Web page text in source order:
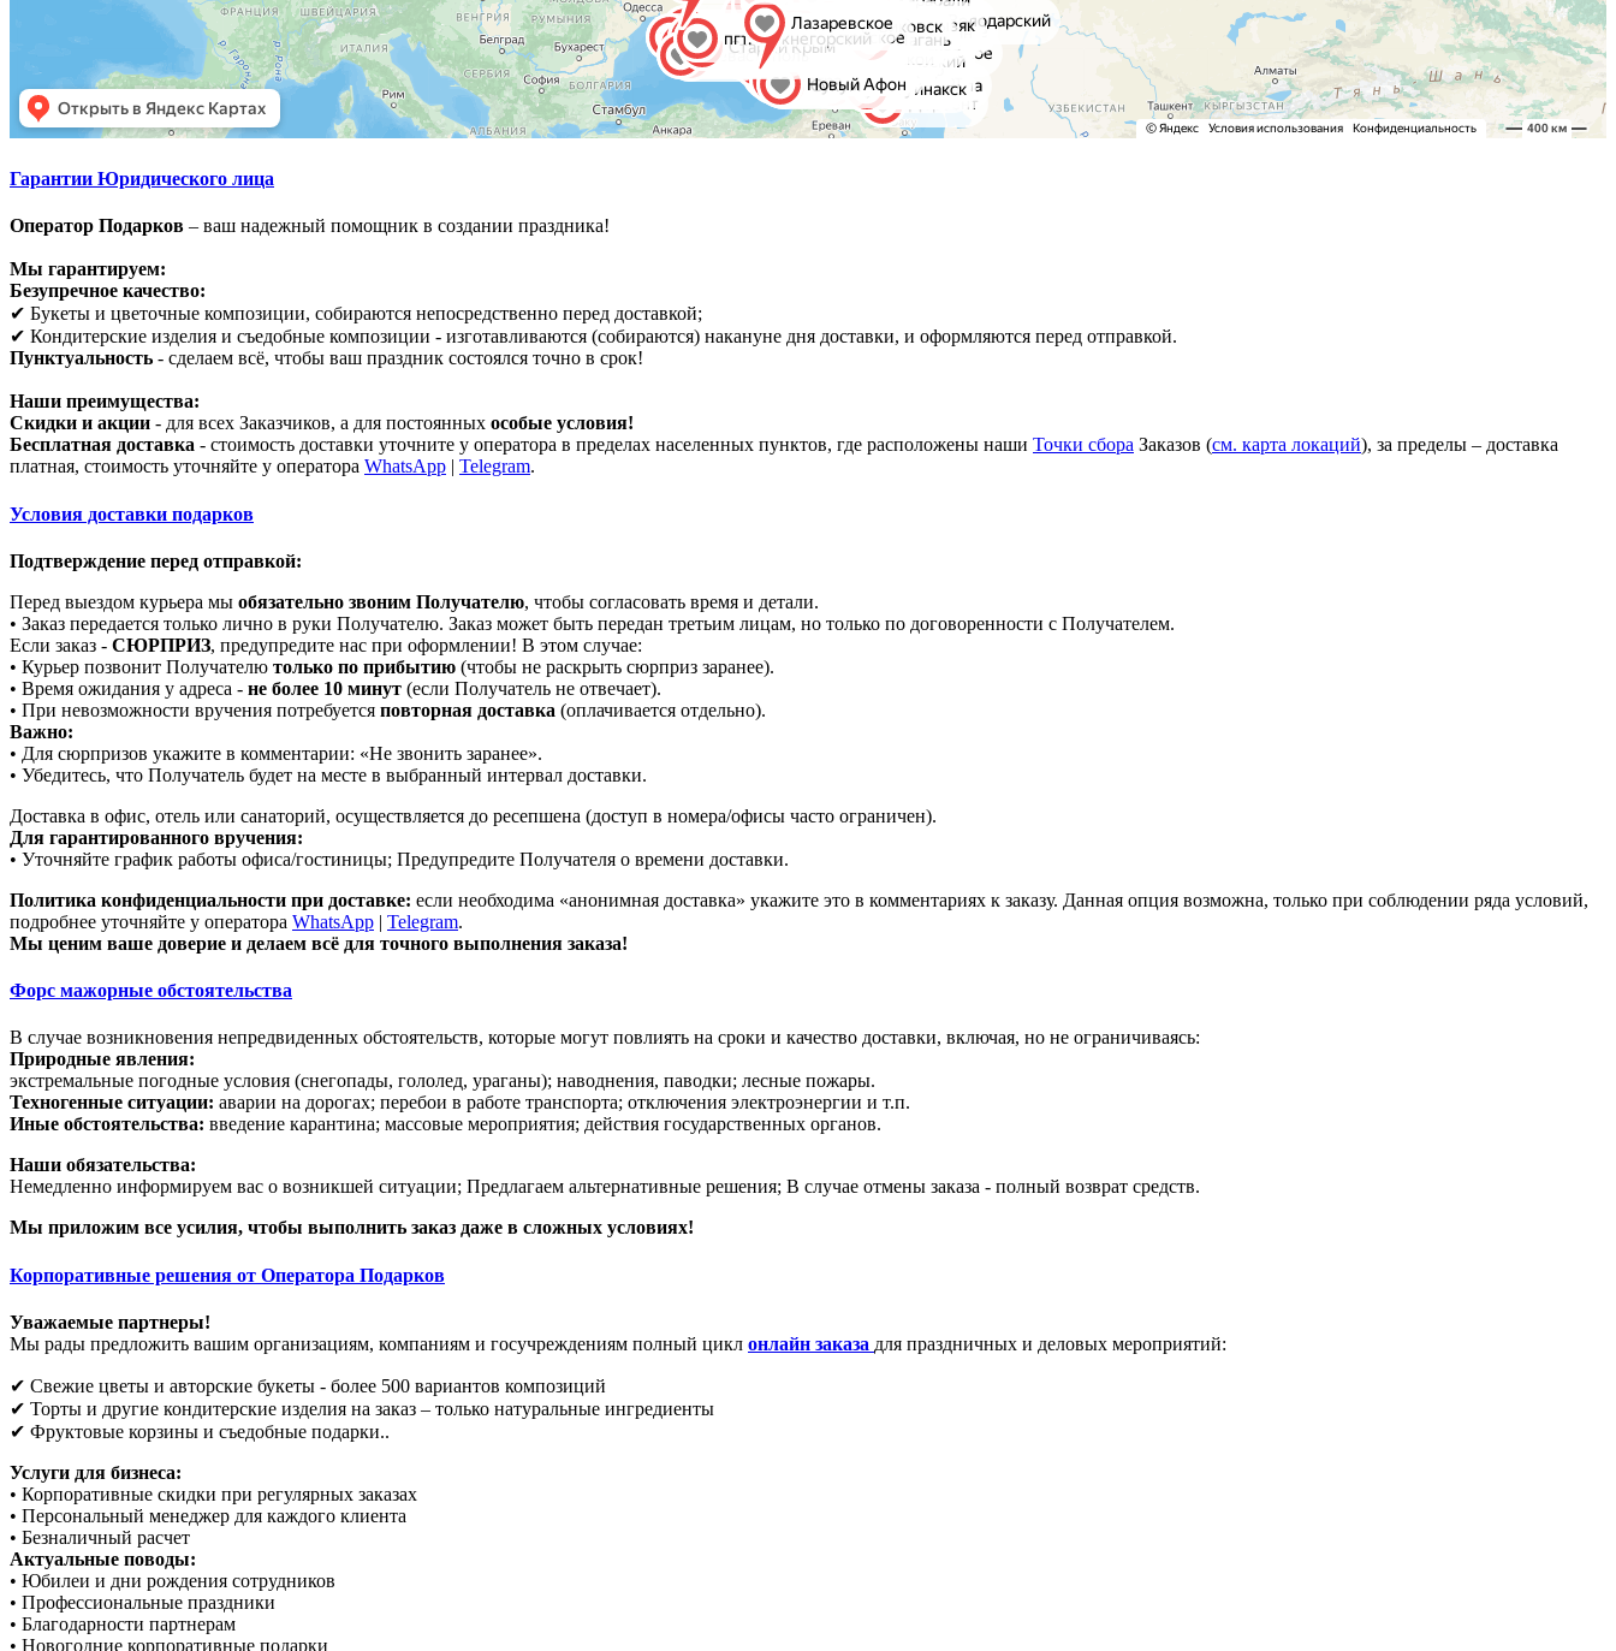
Гарантии Юридического лица
Оператор Подарков – ваш надежный помощник в создании праздника!
Мы гарантируем:
Безупречное качество:
✔ Букеты и цветочные композиции, собираются непосредственно перед доставкой;
✔ Кондитерские изделия и съедобные композиции - изготавливаются (собираются) накануне дня доставки, и оформляются перед отправкой.
Пунктуальность - сделаем всё, чтобы ваш праздник состоялся точно в срок!
Наши преимущества:
Скидки и акции - для всех Заказчиков, а для постоянных особые условия!
Бесплатная доставка - стоимость доставки уточните у оператора в пределах населенных пунктов, где расположены наши Точки сбора Заказов (см. карта локаций), за пределы – доставка
платная, стоимость уточняйте у оператора WhatsApp | Telegram.
Условия доставки подарков
Подтверждение перед отправкой:
Перед выездом курьера мы обязательно звоним Получателю, чтобы согласовать время и детали.
• Заказ передается только лично в руки Получателю. Заказ может быть передан третьим лицам, но только по договоренности с Получателем.
Если заказ - СЮРПРИЗ, предупредите нас при оформлении! В этом случае:
• Курьер позвонит Получателю только по прибытию (чтобы не раскрыть сюрприз заранее).
• Время ожидания у адреса - не более 10 минут (если Получатель не отвечает).
• При невозможности вручения потребуется повторная доставка (оплачивается отдельно).
Важно:
• Для сюрпризов укажите в комментарии: «Не звонить заранее».
• Убедитесь, что Получатель будет на месте в выбранный интервал доставки.
Доставка в офис, отель или санаторий, осуществляется до ресепшена (доступ в номера/офисы часто ограничен).
Для гарантированного вручения:
• Уточняйте график работы офиса/гостиницы; Предупредите Получателя о времени доставки.
Политика конфиденциальности при доставке: если необходима «анонимная доставка» укажите это в комментариях к заказу. Данная опция возможна, только при соблюдении ряда условий,
подробнее уточняйте у оператора WhatsApp | Telegram.
Мы ценим ваше доверие и делаем всё для точного выполнения заказа!
Форс мажорные обстоятельства
В случае возникновения непредвиденных обстоятельств, которые могут повлиять на сроки и качество доставки, включая, но не ограничиваясь:
Природные явления:
экстремальные погодные условия (снегопады, гололед, ураганы); наводнения, паводки; лесные пожары.
Техногенные ситуации: аварии на дорогах; перебои в работе транспорта; отключения электроэнергии и т.п.
Иные обстоятельства: введение карантина; массовые мероприятия; действия государственных органов.
Наши обязательства:
Немедленно информируем вас о возникшей ситуации; Предлагаем альтернативные решения; В случае отмены заказа - полный возврат средств.
Мы приложим все усилия, чтобы выполнить заказ даже в сложных условиях!
Корпоративные решения от Оператора Подарков
Уважаемые партнеры!
Мы рады предложить вашим организациям, компаниям и госучреждениям полный цикл онлайн заказа для праздничных и деловых мероприятий:
✔ Свежие цветы и авторские букеты - более 500 вариантов композиций
✔ Торты и другие кондитерские изделия на заказ – только натуральные ингредиенты
✔ Фруктовые корзины и съедобные подарки..
Услуги для бизнеса:
• Корпоративные скидки при регулярных заказах
• Персональный менеджер для каждого клиента
• Безналичный расчет
Актуальные поводы:
• Юбилеи и дни рождения сотрудников
• Профессиональные праздники
• Благодарности партнерам
• Новогодние корпоративные подарки